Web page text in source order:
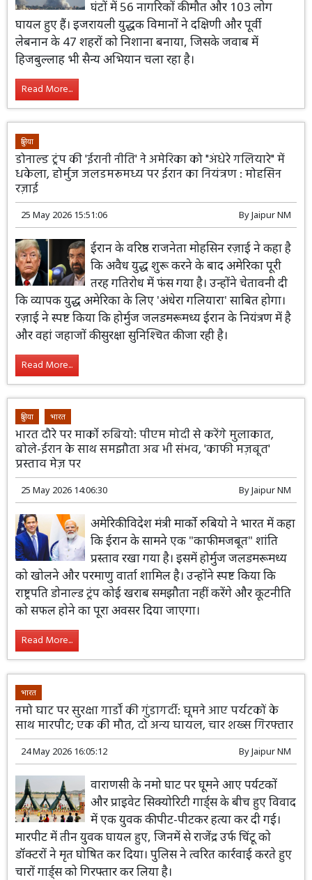
घंटों में 56 नागरिकों की मौत और 103 लोग
घायल हुए हैं। इजरायली युद्धक विमानों ने दक्षिणी और पूर्वी
लेबनान के 47 शहरों को निशाना बनाया, जिसके जवाब में
हिजबुल्लाह भी सैन्य अभियान चला रहा है।
Read More...
दुनिया
डोनाल्ड ट्रंप की 'ईरानी नीति' ने अमेरिका को "अंधेरे गलियारे" में
धकेला, होर्मुज जलडमरूमध्य पर ईरान का नियंत्रण : मोहसिन
रज़ाई
25 May 2026 15:51:06 ByJaipur NM
ईरान के वरिष्ठ राजनेता मोहसिन रज़ाई ने कहा है
कि अवैध युद्ध शुरू करने के बाद अमेरिका पूरी
तरह गतिरोध में फंस गया है। उन्होंने चेतावनी दी
कि व्यापक युद्ध अमेरिका के लिए 'अंधेरा गलियारा' साबित होगा।
रज़ाई ने स्पष्ट किया कि होर्मुज जलडमरूमध्य ईरान के नियंत्रण में है
और वहां जहाजों की सुरक्षा सुनिश्चित की जा रही है।
Read More...
दुनिया भारत
भारत दौरे पर मार्को रुबियो: पीएम मोदी से करेंगे मुलाकात,
बोले-ईरान के साथ समझौता अब भी संभव, 'काफी मज़बूत'
प्रस्ताव मेज़ पर
25 May 2026 14:06:30 ByJaipur NM
अमेरिकी विदेश मंत्री मार्को रुबियो ने भारत में कहा
कि ईरान के सामने एक "काफी मजबूत" शांति
प्रस्ताव रखा गया है। इसमें होर्मुज जलडमरूमध्य
को खोलने और परमाणु वार्ता शामिल है। उन्होंने स्पष्ट किया कि
राष्ट्रपति डोनाल्ड ट्रंप कोई खराब समझौता नहीं करेंगे और कूटनीति
को सफल होने का पूरा अवसर दिया जाएगा।
Read More...
भारत
नमो घाट पर सुरक्षा गार्डों की गुंडागर्दी: घूमने आए पर्यटकों के
साथ मारपीट; एक की मौत, दो अन्य घायल, चार शख्स गिरफ्तार
24 May 2026 16:05:12 ByJaipur NM
वाराणसी के नमो घाट पर घूमने आए पर्यटकों
और प्राइवेट सिक्योरिटी गार्ड्स के बीच हुए विवाद
में एक युवक की पीट-पीटकर हत्या कर दी गई।
मारपीट में तीन युवक घायल हुए, जिनमें से राजेंद्र उर्फ चिंटू को
डॉक्टरों ने मृत घोषित कर दिया। पुलिस ने त्वरित कार्रवाई करते हुए
चारों गार्ड्स को गिरफ्तार कर लिया है।